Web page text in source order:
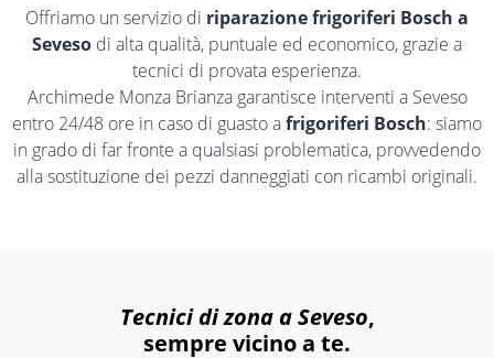
Offriamo un servizio di riparazione frigoriferi Bosch a
Seveso di alta qualità, puntuale ed economico, grazie a
tecnici di provata esperienza.
Archimede Monza Brianza garantisce interventi a Seveso
entro 24/48 ore in caso di guasto afrigoriferi Bosch: siamo
in grado di far fronte a qualsiasi problematica, provvedendo
alla sostituzione dei pezzi danneggiati con ricambi originali.
Tecnici di zona a Seveso,
sempre vicino a te.